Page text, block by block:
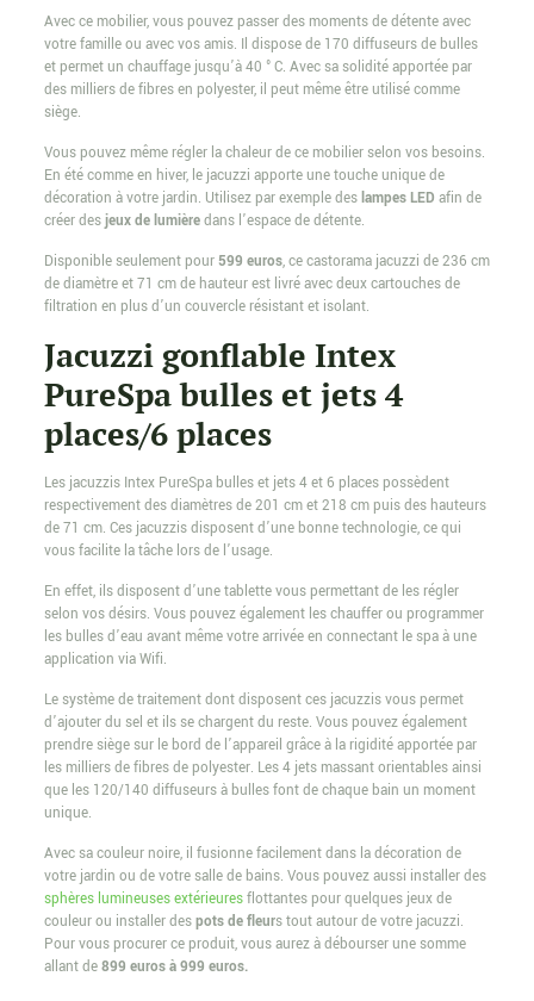
Avec ce mobilier, vous pouvez passer des moments de détente avec
votre famille ou avec vos amis. Il dispose de 170 diffuseurs de bulles
et permet un chauffage jusqu’à 40 ° C. Avec sa solidité apportée par
des milliers de fibres en polyester, il peut même être utilisé comme
siège.
Vous pouvez même régler la chaleur de ce mobilier selon vos besoins.
En été comme en hiver, le jacuzzi apporte une touche unique de
décoration à votre jardin. Utilisez par exemple deslampes LED afin de
créer desjeux de lumièredans l’espace de détente.
Disponible seulement pour 599 euros, ce castorama jacuzzi de 236 cm
de diamètre et 71 cm de hauteur est livré avec deux cartouches de
filtration en plus d’un couvercle résistant et isolant.
Jacuzzi gonflable Intex
PureSpa bulles et jets 4
places/6 places
Les jacuzzis Intex PureSpa bulles et jets 4 et 6 places possèdent
respectivement des diamètres de 201 cm et 218 cm puis des hauteurs
de 71 cm. Ces jacuzzis disposent d’une bonne technologie, ce qui
vous facilite la tâche lors de l’usage.
En effet, ils disposent d’une tablette vous permettant de les régler
selon vos désirs. Vous pouvez également les chauffer ou programmer
les bulles d’eau avant même votre arrivée en connectant le spa à une
application via Wifi.
Le système de traitement dont disposent ces jacuzzis vous permet
d’ajouter du sel et ils se chargent du reste. Vous pouvez également
prendre siège sur le bord de l’appareil grâce à la rigidité apportée par
les milliers de fibres de polyester. Les 4 jets massant orientables ainsi
que les 120/140 diffuseurs à bulles font de chaque bain un moment
unique.
Avec sa couleur noire, il fusionne facilement dans la décoration de
votre jardin ou de votre salle de bains. Vous pouvez aussi installer des
sphères lumineuses extérieuresflottantes pour quelques jeux de
couleur ou installer despots de fleurs tout autour de votre jacuzzi.
Pour vous procurer ce produit, vous aurez à débourser une somme
allant de899 euros à 999 euros.